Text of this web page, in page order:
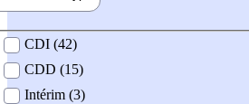
contrat
CDI (42)
CDD (15)
Intérim (3)